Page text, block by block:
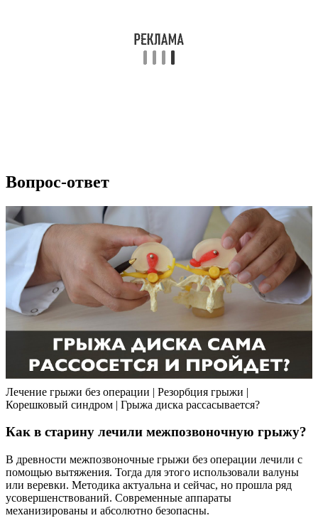
Вопрос-ответ
Лечение грыжи без операции | Резорбция грыжи |
Корешковый синдром | Грыжа диска рассасывается?
Как в старину лечили межпозвоночную грыжу?
В древности межпозвоночные грыжи без операции лечили с
помощью вытяжения. Тогда для этого использовали валуны
или веревки. Методика актуальна и сейчас, но прошла ряд
усовершенствований. Современные аппараты
механизированы и абсолютно безопасны.